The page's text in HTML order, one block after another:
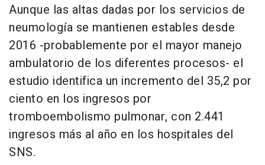
Aunque las altas dadas por los servicios de
neumología se mantienen estables desde
2016 -probablemente por el mayor manejo
ambulatorio de los diferentes procesos- el
estudio identifica un incremento del 35,2 por
ciento en los ingresos por
tromboembolismo pulmonar, con 2.441
ingresos más al año en los hospitales del
SNS.